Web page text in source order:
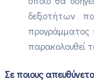
δεξιοτήτων
προγράμματος
παρακολουθεί
Σε ποιους